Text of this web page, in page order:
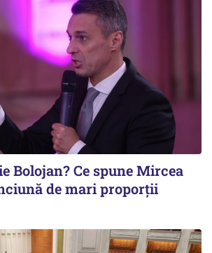
Bolojan? Ce spune Mircea
de mari proporții